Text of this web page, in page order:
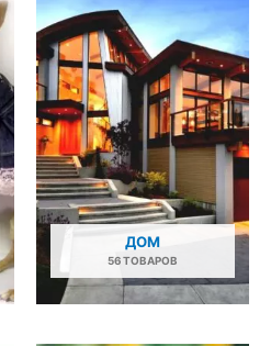
ДОМ
56 ТОВАРОВ